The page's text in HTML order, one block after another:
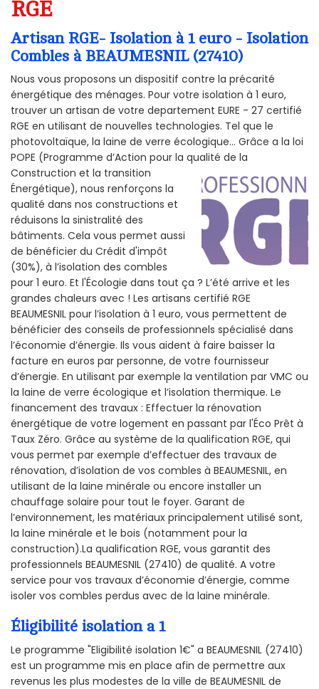
RGE
Artisan RGE- Isolation à 1 euro - Isolation
Combles à BEAUMESNIL (27410)
Nous vous proposons un dispositif contre la précarité
énergétique des ménages. Pour votre isolation à 1 euro,
trouver un artisan de votre departement EURE - 27 certifié
RGE en utilisant de nouvelles technologies. Tel que le
photovoltaïque, la laine de verre écologique... Grâce a la loi
POPE (Programme d’Action pour la qualité de la
Construction et la transition
Énergétique), nous renforçons la
qualité dans nos constructions et
réduisons la sinistralité des
bâtiments. Cela vous permet aussi
de bénéficier du Crédit d'impôt
(30%), à l’isolation des combles
pour 1 euro. Et l'Écologie dans tout ça ? L’été arrive et les
grandes chaleurs avec ! Les artisans certifié RGE
BEAUMESNIL pour l’isolation à 1 euro, vous permettent de
bénéficier des conseils de professionnels spécialisé dans
l’économie d’énergie. Ils vous aident à faire baisser la
facture en euros par personne, de votre fournisseur
d’énergie. En utilisant par exemple la ventilation par VMC ou
la laine de verre écologique et l’isolation thermique. Le
financement des travaux : Effectuer la rénovation
énergétique de votre logement en passant par l'Éco Prêt à
Taux Zéro. Grâce au système de la qualification RGE, qui
vous permet par exemple d’effectuer des travaux de
rénovation, d’isolation de vos combles à BEAUMESNIL, en
utilisant de la laine minérale ou encore installer un
chauffage solaire pour tout le foyer. Garant de
l’environnement, les matériaux principalement utilisé sont,
la laine minérale et le bois (notamment pour la
construction).La qualification RGE, vous garantit des
professionnels BEAUMESNIL (27410) de qualité. A votre
service pour vos travaux d’économie d’énergie, comme
isoler vos combles perdus avec de la laine minérale.
Éligibilité isolation a 1
Le programme "Eligibilité isolation 1€" a BEAUMESNIL (27410)
est un programme mis en place afin de permettre aux
revenus les plus modestes de la ville de BEAUMESNIL de